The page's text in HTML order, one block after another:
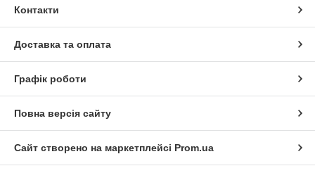
Контакти
Доставка та оплата
Графік роботи
Повна версія сайту
Сайт створено на маркетплейсі Prom.ua